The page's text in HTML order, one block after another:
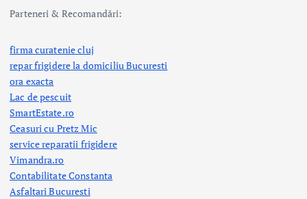
Parteneri & Recomandări:
firma curatenie cluj
repar frigidere la domiciliu Bucuresti
ora exacta
Lac de pescuit
SmartEstate.ro
Ceasuri cu Pretz Mic
service reparatii frigidere
Vimandra.ro
Contabilitate Constanta
Asfaltari Bucuresti